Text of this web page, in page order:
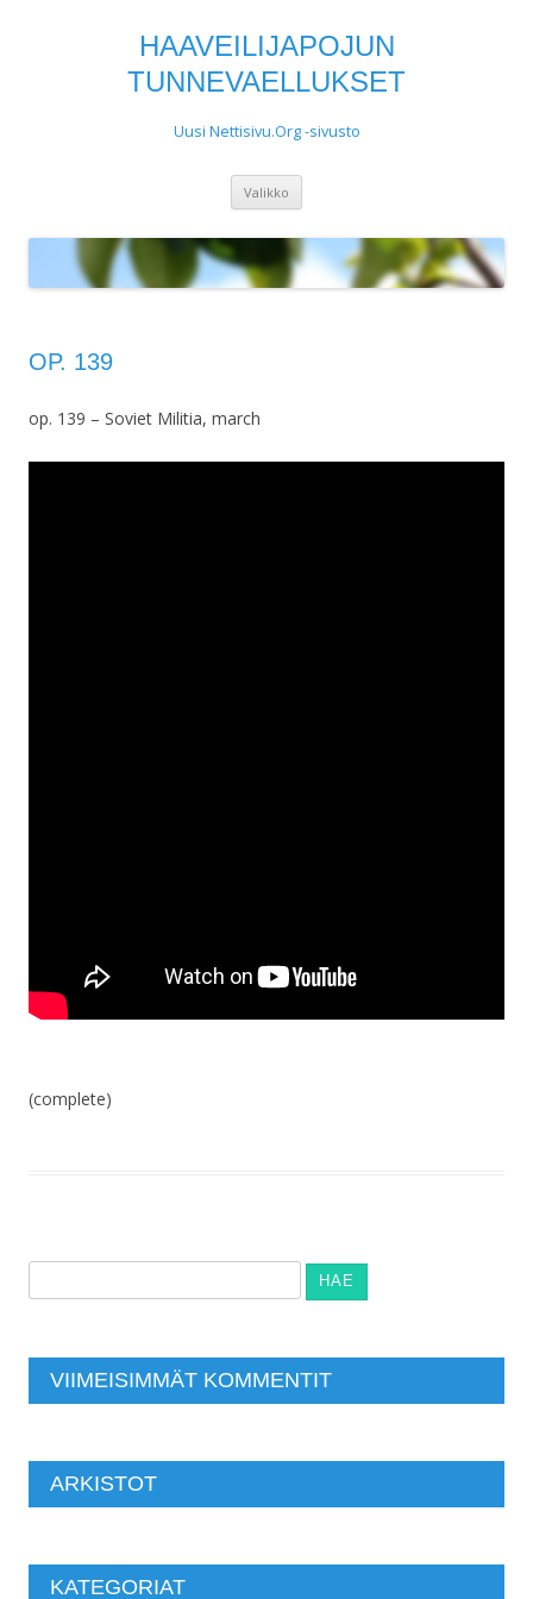
HAAVEILIJAPOJUN
TUNNEVAELLUKSET
Uusi Nettisivu.Org -sivusto
Valikko
OP. 139
op. 139 – Soviet Militia, march
(complete)
VIIMEISIMMÄT KOMMENTIT
ARKISTOT
KATEGORIAT